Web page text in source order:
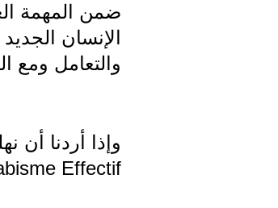
ضمن المهمة
الإنسان
والتعامل ومع
وإذا أردنا أن
Effectif